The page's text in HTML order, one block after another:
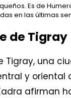
Es de
en las últimas
de Tigray
una
y oriental
afirman